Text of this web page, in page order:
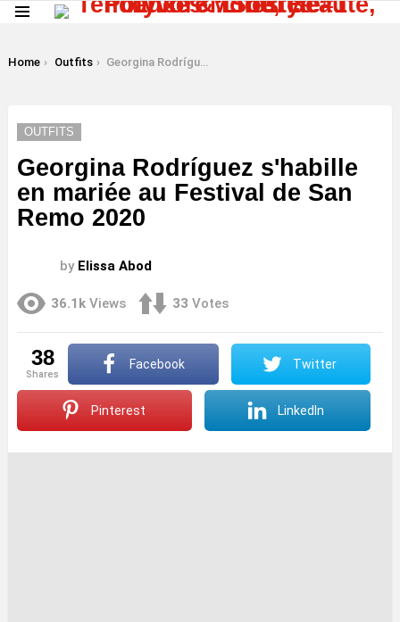
You are here:
Home Outfits Georgina Rodríguez s'habille en mariée au Festival de San Remo 2020
OUTFITS
Georgina Rodríguez s'habille
en mariée au Festival de San
Remo 2020
by Elissa Abod
36.1k Views 33 Votes
38
shares
Facebook Twitter
Pinterest LinkedIn